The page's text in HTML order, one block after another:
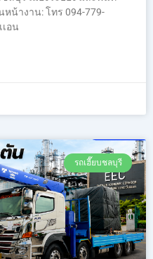
น้างาน: โทร 094-779-
อน
รถเฮี๊ยบชลบุรี